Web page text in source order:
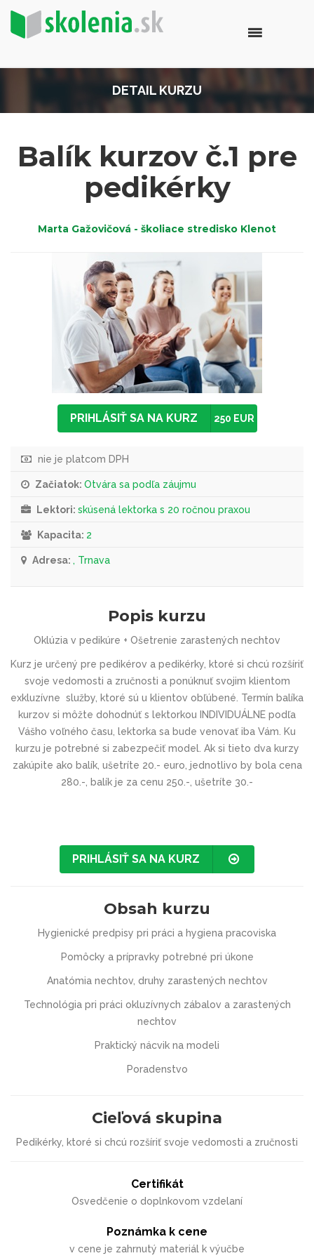
DETAIL KURZU
Balík kurzov č.1 pre
pedikérky
Marta Gažovičová - školiace stredisko Klenot
PRIHLÁSIŤ SA NA KURZ 250 EUR
nie je platcom DPH
Začiatok: Otvára sa podľa záujmu
Lektori: skúsená lektorka s 20 ročnou praxou
Kapacita: 2
Adresa: , Trnava
Popis kurzu
Oklúzia v pedikúre + Ošetrenie zarastených nechtov
Kurz je určený pre pedikérov a pedikérky, ktoré si chcú rozšíriť
svoje vedomosti a zručnosti a ponúknuť svojim klientom
exkluzívne služby, ktoré sú u klientov obľúbené. Termín balíka
kurzov si môžte dohodnúť s lektorkou INDIVIDUÁLNE podľa
Vášho voľného času, lektorka sa bude venovať iba Vám. Ku
kurzu je potrebné si zabezpečiť model. Ak si tieto dva kurzy
zakúpite ako balík, ušetríte 20.- euro, jednotlivo by bola cena
280.-, balík je za cenu 250.-, ušetríte 30.-
PRIHLÁSIŤ SA NA KURZ
Obsah kurzu
Hygienické predpisy pri práci a hygiena pracoviska
Pomôcky a prípravky potrebné pri úkone
Anatómia nechtov, druhy zarastených nechtov
Technológia pri práci okluzívnych zábalov a zarastených
nechtov
Praktický nácvik na modeli
Poradenstvo
Cieľová skupina
Pedikérky, ktoré si chcú rozšíriť svoje vedomosti a zručnosti
Certifikát
Osvedčenie o doplnkovom vzdelaní
Poznámka k cene
v cene je zahrnutý materiál k výučbe